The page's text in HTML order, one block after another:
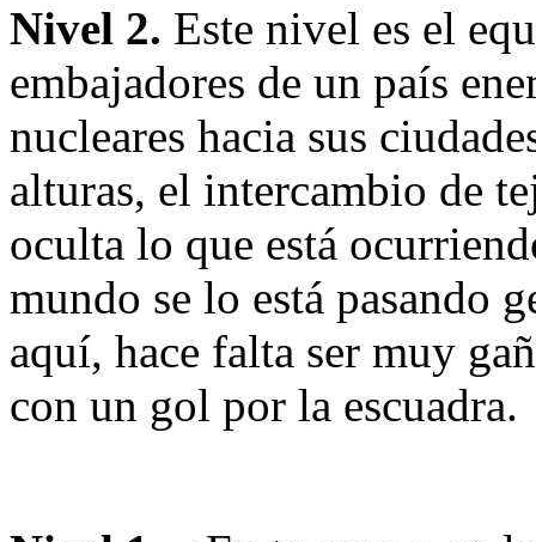
Nivel 2. Este nivel es el
embajadores de un país
nucleares hacia sus
alturas, el intercambio de
oculta lo que está
mundo se lo está pasando
aquí, hace falta ser muy
con un gol por la escuadra.